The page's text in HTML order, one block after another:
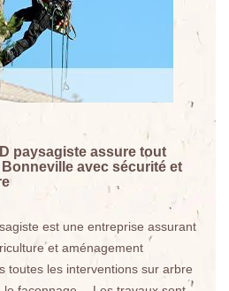
paysagiste assure tout
Bonneville avec sécurité et
est une entreprise assurant
et aménagement
toutes les interventions sur arbre